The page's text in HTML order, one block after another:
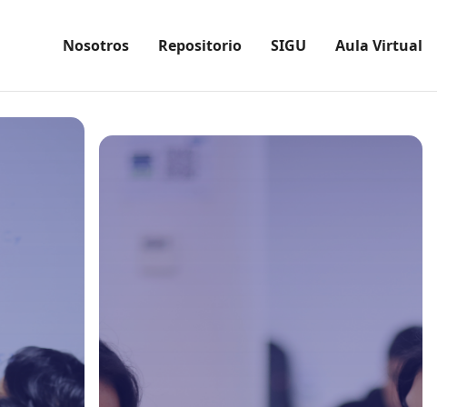
Nosotros Repositorio SIGU Aula Virtual